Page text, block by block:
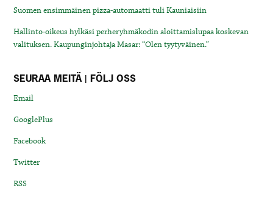
Suomen ensimmäinen pizza-automaatti tuli Kauniaisiin
Hallinto-oikeus hylkäsi perheryhmäkodin aloittamislupaa koskevan
valituksen. Kaupunginjohtaja Masar: “Olen tyytyväinen.”
SEURAA MEITÄ | FÖLJ OSS
Email
GooglePlus
Facebook
Twitter
RSS